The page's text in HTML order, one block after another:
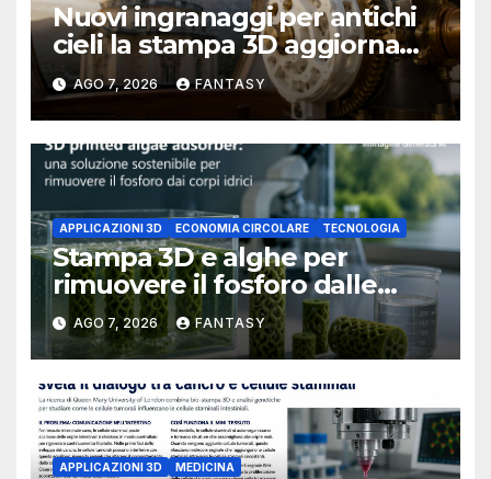
Nuovi ingranaggi per antichi
cieli la stampa 3D aggiorna
un osservatorio del 1930 della
University of Arkansas at
Little Rock
AGO 7, 2026 FANTASY
APPLICAZIONI 3D ECONOMIA CIRCOLARE TECNOLOGIA
Stampa 3D e alghe per
rimuovere il fosforo dalle
acque il progetto della
Florida Atlantic University
AGO 7, 2026 FANTASY
APPLICAZIONI 3D MEDICINA